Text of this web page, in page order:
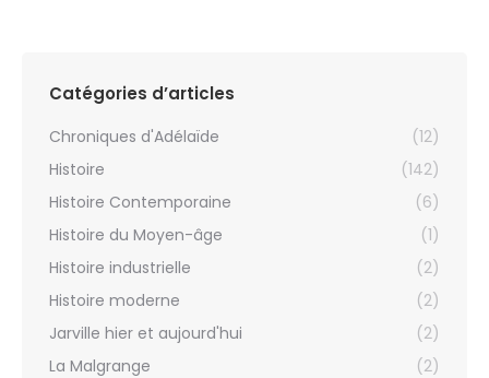
Catégories d’articles
Chroniques d'Adélaïde
(12)
Histoire
(142)
Histoire Contemporaine
(6)
Histoire du Moyen-âge
(1)
Histoire industrielle
(2)
Histoire moderne
(2)
Jarville hier et aujourd'hui
(2)
La Malgrange
(2)